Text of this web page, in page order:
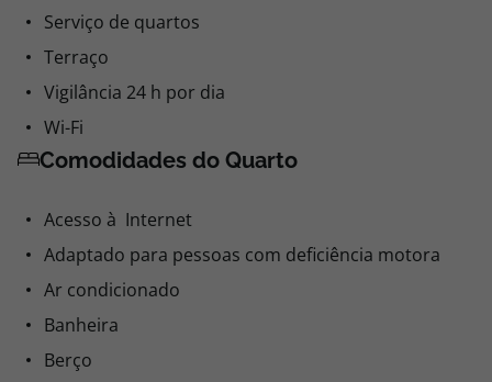
Serviço de quartos
Terraço
Vigilância 24 h por dia
Wi-Fi
Comodidades do Quarto
Acesso à Internet
Adaptado para pessoas com deficiência motora
Ar condicionado
Banheira
Berço